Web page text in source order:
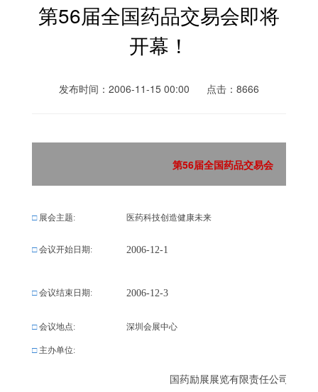
第56届全国药品交易会即将
开幕！
发布时间：2006-11-15 00:00 点击：8666
第56届全国药品交易会
□展会主题: 医药科技创造健康未来
□会议开始日期: 2006-12-1
□会议结束日期: 2006-12-3
□会议地点: 深圳会展中心
□主办单位:
国药励展展览有限责任公司